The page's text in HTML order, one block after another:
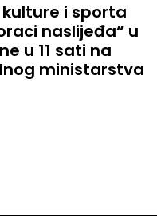
i sporta
naslijeđa“ u
u 11 sati na
ministarstva